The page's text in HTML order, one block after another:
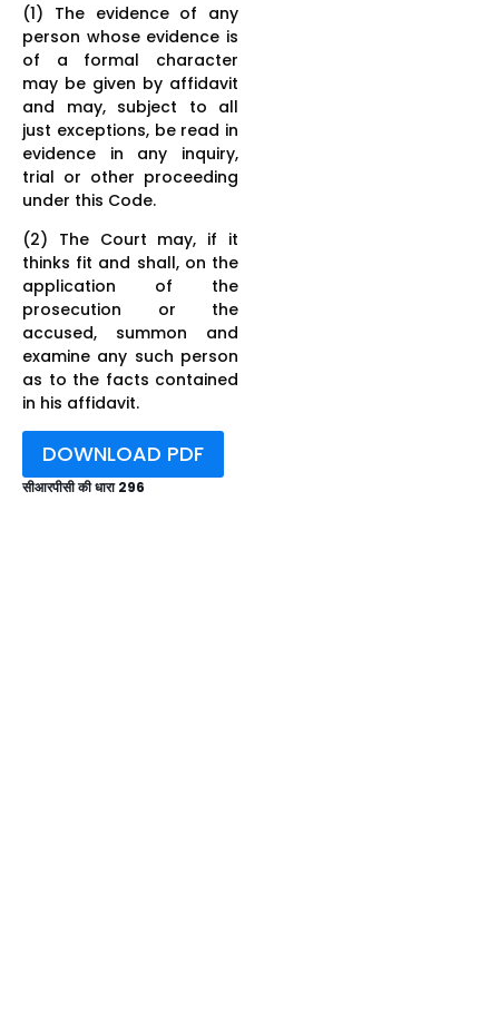
(1) The evidence of any
person whose evidence is
of a formal character
may be given by affidavit
and may, subject to all
just exceptions, be read in
evidence in any inquiry,
trial or other proceeding
under this Code.
(2) The Court may, if it
thinks fit and shall, on the
application of the
prosecution or the
accused, summon and
examine any such person
as to the facts contained
in his affidavit.
DOWNLOAD PDF
सीआरपीसी की धारा 296